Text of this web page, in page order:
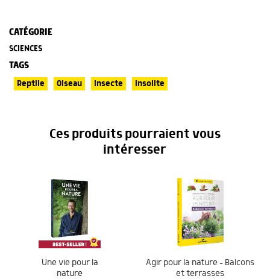
CATÉGORIE
SCIENCES
TAGS
Reptile Oiseau Insecte Insolite
Ces produits pourraient vous
intéresser
Une vie pour la
nature
Agir pour la nature – Balcons
et terrasses